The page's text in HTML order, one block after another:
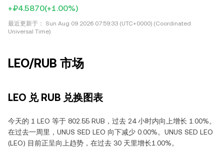
+₽4.5870(+1.00%)
最近更新于：
Sun Aug 09 2026 07:59:33 (UTC+0000) (Coordinated
Universal Time)
LEO/RUB 市场
LEO 兑 RUB 兑换图表
今天的 1 LEO 等于 802.55 RUB，过去 24 小时内向上增长 1.00%。
在过去一周里，UNUS SED LEO 向下减少 0.00%。UNUS SED LEO
(LEO) 目前正呈向上趋势，在过去 30 天里增长1.00%。